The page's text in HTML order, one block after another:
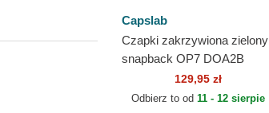
Capslab
Czapki zakrzywiona zielony
snapback OP7 DOA2B
Roronoa Zoro One Piece
Capslab
129,95 zł
Odbierz to od 11 - 12 sierpie